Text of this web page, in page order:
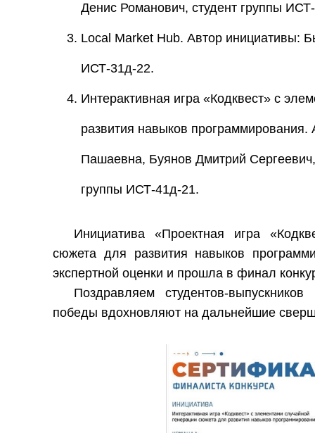
Денис Романович, студент группы
Local Market Hub. Автор инициативы:
ИСТ-31д-22.
Интерактивная игра «Кодквест» с
развития навыков
Пашаевна, Буянов Дмитрий
группы ИСТ-41д-21.
Инициатива «Проектная игра
сюжета для развития навыков
экспертной оценки и прошла в финал
Поздравляем студентов-
победы вдохновляют на дальнейшие